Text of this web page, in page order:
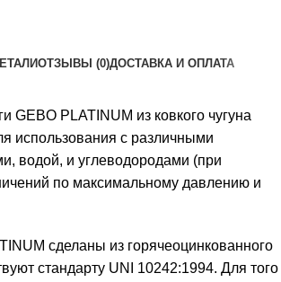
ОТЗЫВЫ (0)ДОСТАВКА И ОПЛАТА
GEBO PLATINUM из ковкого чугуна
использования с различными
водой, и углеводородами (при
по максимальному давлению и
сделаны из горячеоцинкованного
стандарту UNI 10242:1994. Для того